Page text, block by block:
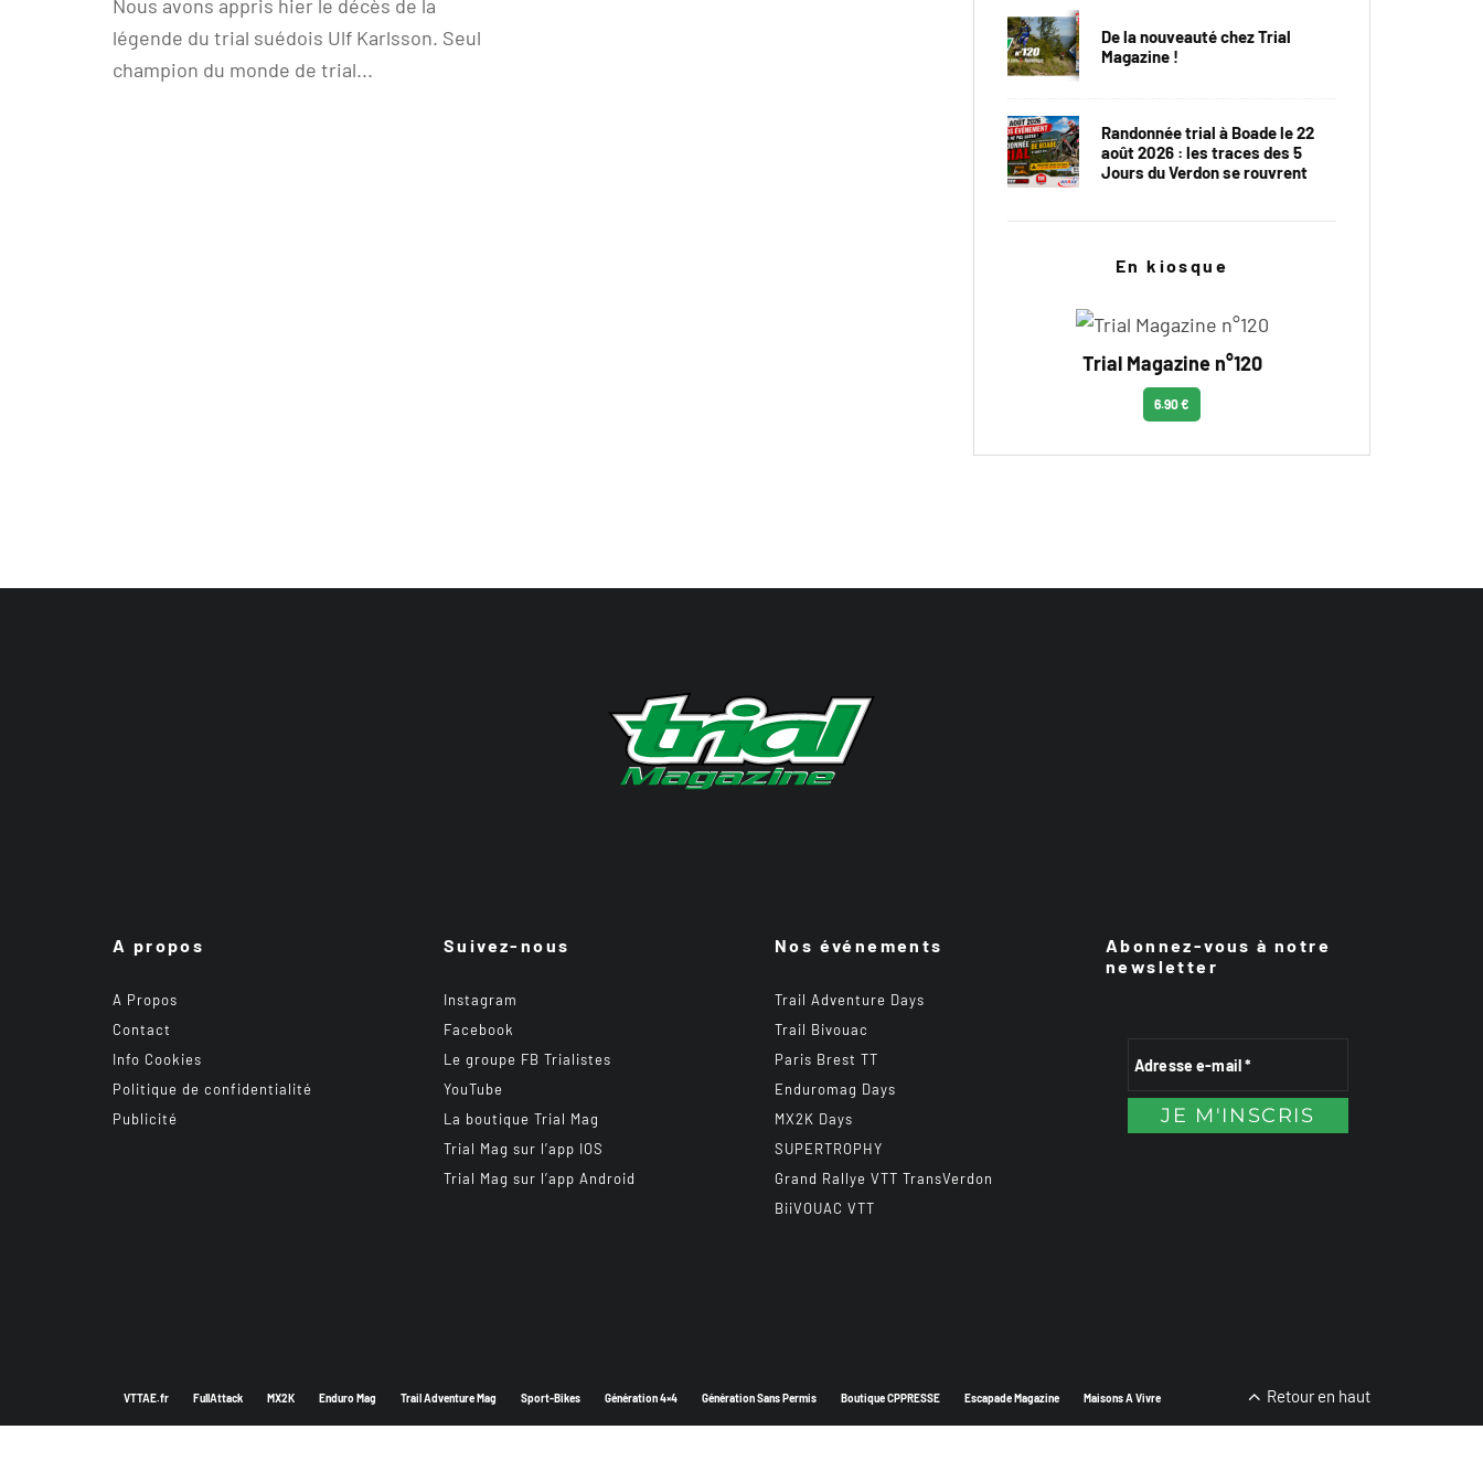
Nous avons appris hier le décès de la
légende du trial suédois Ulf Karlsson. Seul
champion du monde de trial...
De la nouveauté chez Trial
Magazine !
Randonnée trial à Boade le 22
août 2026 : les traces des 5
Jours du Verdon se rouvrent
En kiosque
Trial Magazine n°120
6.90 €
A propos
A Propos
Contact
Info Cookies
Politique de confidentialité
Publicité
Suivez-nous
Instagram
Facebook
Le groupe FB Trialistes
YouTube
La boutique Trial Mag
Trial Mag sur l’app IOS
Trial Mag sur l’app Android
Nos événements
Trail Adventure Days
Trail Bivouac
Paris Brest TT
Enduromag Days
MX2K Days
SUPERTROPHY
Grand Rallye VTT TransVerdon
BiiVOUAC VTT
Abonnez-vous à notre
newsletter
VTTAE.fr FullAttack MX2K Enduro Mag Trail Adventure Mag Sport-Bikes Génération 4×4 Génération Sans Permis Boutique CPPRESSE Escapade Magazine Maisons A Vivre Retour en haut